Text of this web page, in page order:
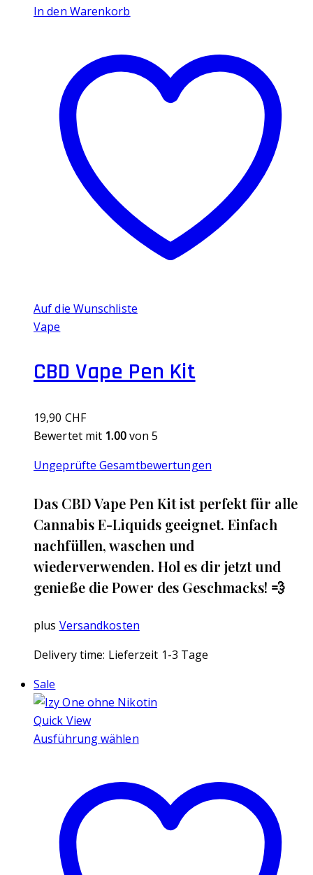
In den Warenkorb
Auf die Wunschliste
Vape
CBD Vape Pen Kit
19,90 CHF
Bewertet mit 1.00von 5
Ungeprüfte Gesamtbewertungen
Das CBD Vape Pen Kit ist perfekt für alle
Cannabis E-Liquids geeignet. Einfach
nachfüllen, waschen und
wiederverwenden. Hol es dir jetzt und
genieße die Power des Geschmacks! 💨
plus Versandkosten
Delivery time: Lieferzeit 1-3 Tage
Sale
Quick View
Ausführung wählen
mehrere
Varianten